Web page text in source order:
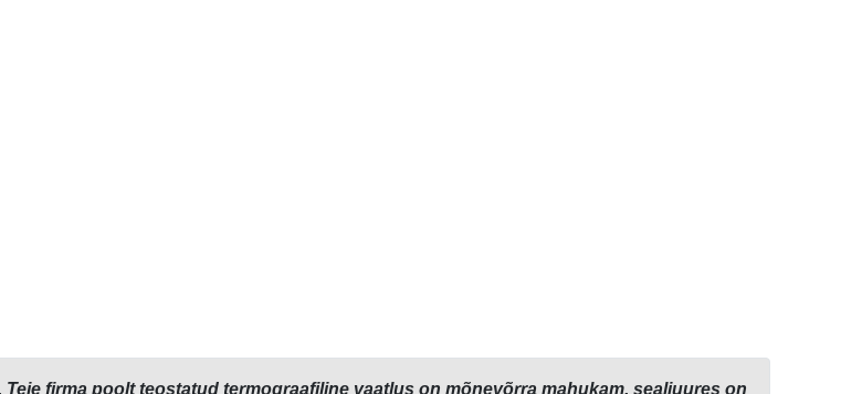
firma poolt teostatud termograafiline vaatlus on mõnevõrra mahukam, sealjuures on